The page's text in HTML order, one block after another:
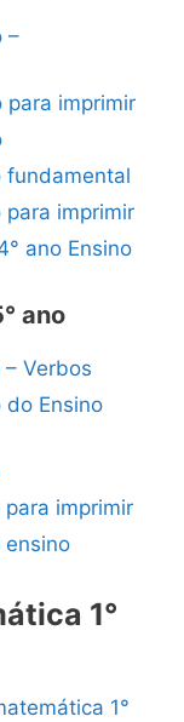
–
para imprimir
fundamental
imprimir
ano Ensino
ano
Verbos
Ensino
imprimir
ensino
1°
1°